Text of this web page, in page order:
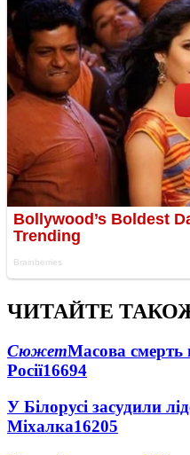
ЧИТАЙТЕ
СюжетМасова
Росії16694
У Білорусі засудили
Міхалка16205